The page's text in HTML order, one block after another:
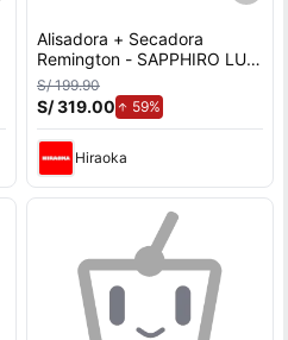
Alisadora + Secadora
Remington - SAPPHIRO LUX
DS5805GP
S/ 199.90
S/ 319.00 59%de aumento.
Hiraoka